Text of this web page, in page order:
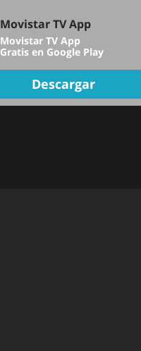
TV EN VIVO
Movistar TV App
Movistar TV App
Gratis en Google Play
Descargar